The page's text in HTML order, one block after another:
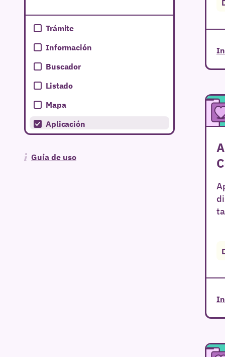
Trámite
Información
Buscador
Listado
Mapa
Aplicación
Guía de uso